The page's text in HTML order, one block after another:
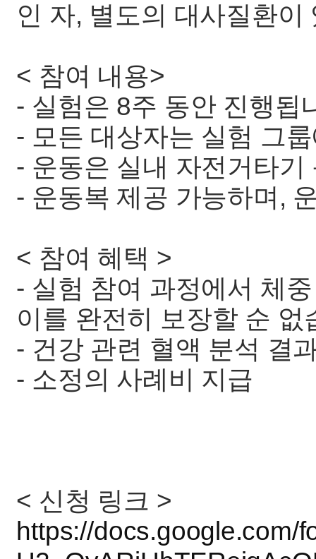
인 자, 별도의 대사질환이
< 참여 내용>
- 실험은 8주 동안 진행됩
- 모든 대상자는 실험 그
- 운동은 실내 자전거타
- 운동복 제공 가능하며,
< 참여 혜택 >
- 실험 참여 과정에서 체
이를 완전히 보장할 순 없
- 건강 관련 혈액 분석 결
- 소정의 사례비 지급
< 신청 링크 >
https://docs.google.com/